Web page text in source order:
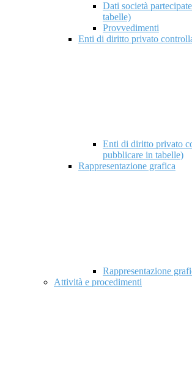
Dati società
tabelle)
Provvedimenti
Enti di diritto privato
Enti di diritto privato
pubblicare in tabelle)
Rappresentazione grafica
Rappresentazione
Attività e procedimenti